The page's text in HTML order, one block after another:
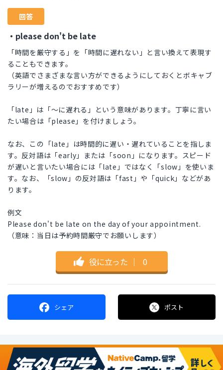
回答
・please don't be late
「時間を厳守する」を「時間に遅れない」と言い換えて表現す
ることもできます。
（英語でさまざまな言い方ができるようにしておくとボキャブ
ラリーが増えるのでおすすめです）
「late」は「～に遅れる」という意味があります。丁寧に言い
たい場合は「please」を付けましょう。
なお、この「late」は時間的に遅い・遅れていることを指しま
す。反対語は「early」または「soon」になります。スピード
が遅いと言いたい場合には「late」ではなく「slow」を使いま
す。なお、「slow」の反対語は「fast」や「quick」などがあ
ります。
例文
Please don't be late on the day of your appointment.
（意味：当日は予約時間厳守でお願いします）
役に立った ｜ 0
シェア ポスト